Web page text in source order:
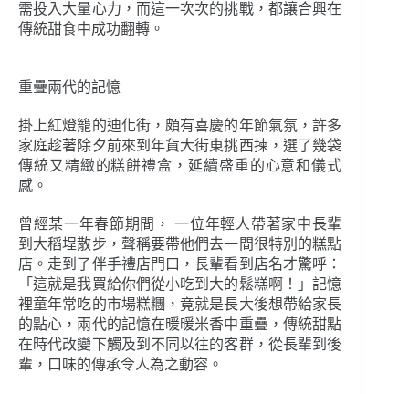
需投入大量心力，而這一次次的挑戰，都讓合興在
傳統甜食中成功翻轉。
重疊兩代的記憶
掛上紅燈籠的迪化街，頗有喜慶的年節氣氛，許多
家庭趁著除夕前來到年貨大街東挑西揀，選了幾袋
傳統又精緻的糕餅禮盒，延續盛重的心意和儀式
感。
曾經某一年春節期間， 一位年輕人帶著家中長輩
到大稻埕散步，聲稱要帶他們去一間很特別的糕點
店。走到了伴手禮店門口，長輩看到店名才驚呼：
「這就是我買給你們從小吃到大的鬆糕啊！」記憶
裡童年常吃的市場糕糰，竟就是長大後想帶給家長
的點心，兩代的記憶在暖暖米香中重疊，傳統甜點
在時代改變下觸及到不同以往的客群，從長輩到後
輩，口味的傳承令人為之動容。